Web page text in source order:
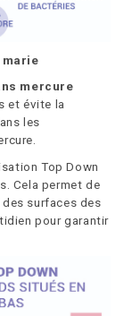
mercure
et évite la
les
Top Down
Cela permet de
surfaces des
pour garantir